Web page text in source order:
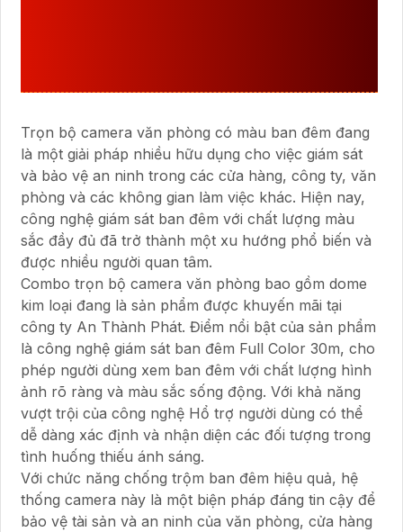
Trọn bộ camera văn phòng có màu ban đêm đang
là một giải pháp nhiều hữu dụng cho việc giám sát
và bảo vệ an ninh trong các cửa hàng, công ty, văn
phòng và các không gian làm việc khác. Hiện nay,
công nghệ giám sát ban đêm với chất lượng màu
sắc đầy đủ đã trở thành một xu hướng phổ biến và
được nhiều người quan tâm.
Combo trọn bộ camera văn phòng bao gồm dome
kim loại đang là sản phẩm được khuyến mãi tại
công ty An Thành Phát. Điểm nổi bật của sản phẩm
là công nghệ giám sát ban đêm Full Color 30m, cho
phép người dùng xem ban đêm với chất lượng hình
ảnh rõ ràng và màu sắc sống động. Với khả năng
vượt trội của công nghệ Hổ trợ người dùng có thể
dễ dàng xác định và nhận diện các đối tượng trong
tình huống thiếu ánh sáng.
Với chức năng chống trộm ban đêm hiệu quả, hệ
thống camera này là một biện pháp đáng tin cậy để
bảo vệ tài sản và an ninh của văn phòng, cửa hàng